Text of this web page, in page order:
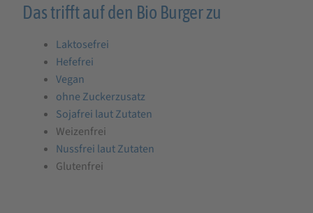
Das trifft auf den Bio Burger zu
Laktosefrei
Hefefrei
Vegan
ohne Zuckerzusatz
Sojafrei laut Zutaten
Weizenfrei
Nussfrei laut Zutaten
Glutenfrei